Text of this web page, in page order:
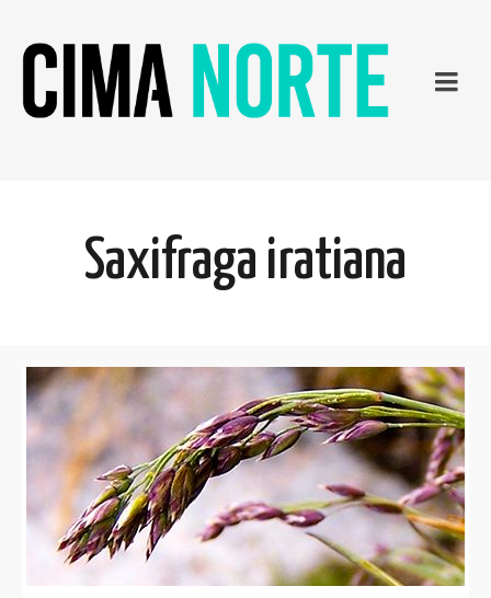
Saxifraga iratiana